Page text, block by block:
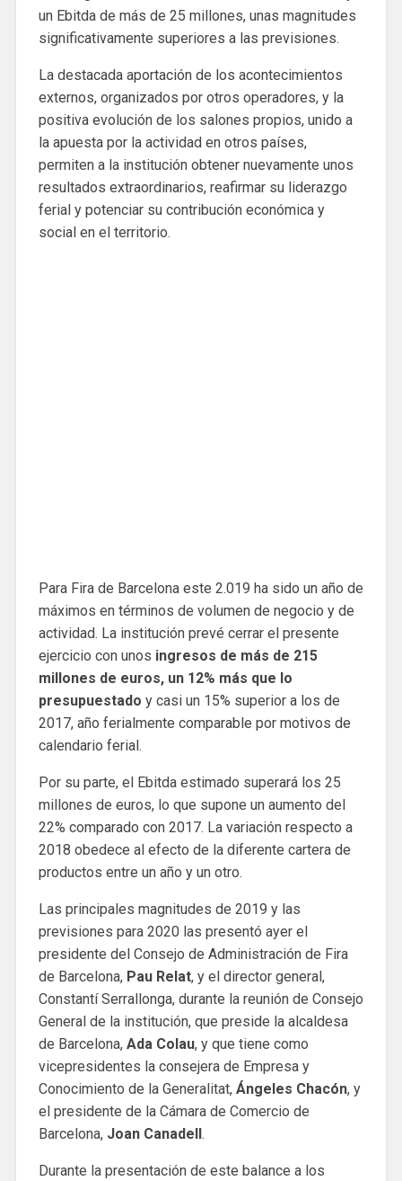
un Ebitda de más de 25 millones, unas magnitudes
significativamente superiores a las previsiones.
La destacada aportación de los acontecimientos
externos, organizados por otros operadores, y la
positiva evolución de los salones propios, unido a
la apuesta por la actividad en otros países,
permiten a la institución obtener nuevamente unos
resultados extraordinarios, reafirmar su liderazgo
ferial y potenciar su contribución económica y
social en el territorio.
Para Fira de Barcelona este 2.019 ha sido un año de
máximos en términos de volumen de negocio y de
actividad. La institución prevé cerrar el presente
ejercicio con unos ingresos de más de 215
millones de euros, un 12% más que lo
presupuestado y casi un 15% superior a los de
2017, año ferialmente comparable por motivos de
calendario ferial.
Por su parte, el Ebitda estimado superará los 25
millones de euros, lo que supone un aumento del
22% comparado con 2017. La variación respecto a
2018 obedece al efecto de la diferente cartera de
productos entre un año y un otro.
Las principales magnitudes de 2019 y las
previsiones para 2020 las presentó ayer el
presidente del Consejo de Administración de Fira
de Barcelona, ​​Pau Relat, y el director general,
Constantí Serrallonga, durante la reunión de Consejo
General de la institución, que preside la alcaldesa
de Barcelona, ​​ Ada Colau, y que tiene como
vicepresidentes la consejera de Empresa y
Conocimiento de la Generalitat, Ángeles Chacón, y
el presidente de la Cámara de Comercio de
Barcelona, ​​ Joan Canadell.
Durante la presentación de este balance a los